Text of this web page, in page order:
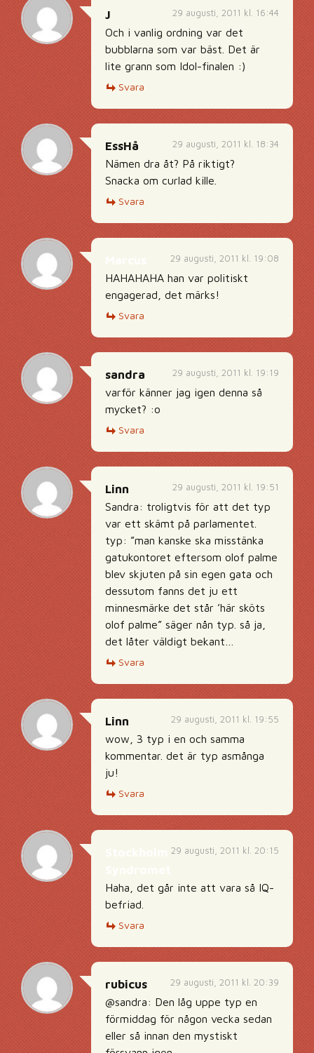
29 augusti, 2011 kl. 16:44
J
Och i vanlig ordning var det
bubblarna som var bäst. Det är
lite grann som Idol-finalen :)
Svara
29 augusti, 2011 kl. 18:34
EssHå
Nämen dra åt? På riktigt?
Snacka om curlad kille.
Svara
29 augusti, 2011 kl. 19:08
HAHAHAHA han var politiskt
engagerad, det märks!
Svara
29 augusti, 2011 kl. 19:19
sandra
varför känner jag igen denna så
mycket? :o
Svara
29 augusti, 2011 kl. 19:51
Linn
Sandra: troligtvis för att det typ
var ett skämt på parlamentet.
typ: ”man kanske ska misstänka
gatukontoret eftersom olof palme
blev skjuten på sin egen gata och
dessutom fanns det ju ett
minnesmärke det står ’här sköts
olof palme” säger nån typ. så ja,
det låter väldigt bekant…
Svara
29 augusti, 2011 kl. 19:55
Linn
wow, 3 typ i en och samma
kommentar. det är typ asmånga
ju!
Svara
29 augusti, 2011 kl. 20:15
Haha, det går inte att vara så IQ-
befriad.
Svara
29 augusti, 2011 kl. 20:39
rubicus
@sandra: Den låg uppe typ en
förmiddag för någon vecka sedan
eller så innan den mystiskt